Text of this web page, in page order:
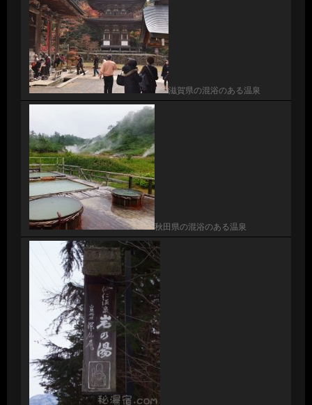
滋賀県の混浴のある温泉
秋田県の混浴のある温泉